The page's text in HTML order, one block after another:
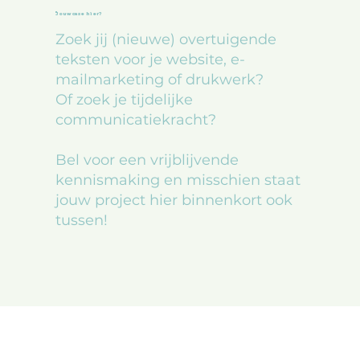
Jouw case hier?
Zoek jij (nieuwe) overtuigende
teksten voor je website, e-
mailmarketing of drukwerk?
Of zoek je tijdelijke
communicatiekracht?
Bel voor een vrijblijvende
kennismaking en misschien staat
jouw project hier binnenkort ook
tussen!